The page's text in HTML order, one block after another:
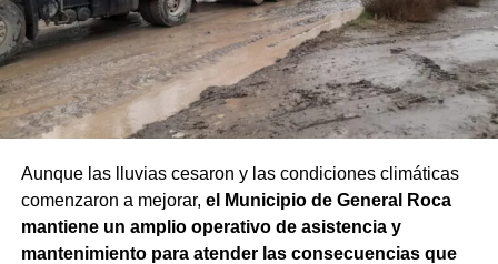
Neuquina (muy cerca de tu zona en Río Negro), a través
del programa Vos y la Energía.
V4LE
Es un juego educativo dirigido a estudiantes de nivel
primario y secundario que invita, de forma lúdica y
colaborativa, a explorar los principales procesos de la
industria del petróleo y el gas en la Argentina, con
especial énfasis en la producción no convencional.
Aunque las lluvias cesaron y las condiciones climáticas
comenzaron a mejorar, el Municipio de General Roca
mantiene un amplio operativo de asistencia y
mantenimiento para atender las consecuencias que